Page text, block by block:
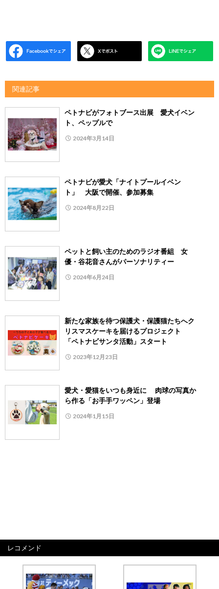
関連記事
ペトナビがフォトブース出展 愛犬イベン
ト、ペップルで
2024年3月14日
ペトナビが愛犬「ナイトプールイベン
ト」 大阪で開催、参加募集
2024年8月22日
ペットと飼い主のためのラジオ番組 女
優・谷花音さんがパーソナリティー
2024年6月24日
新たな家族を待つ保護犬・保護猫たちへク
リスマスケーキを届けるプロジェクト
「ペトナビサンタ活動」スタート
2023年12月23日
愛犬・愛猫をいつも身近に 肉球の写真か
ら作る「お手手ワッペン」登場
2024年1月15日
レコメンド